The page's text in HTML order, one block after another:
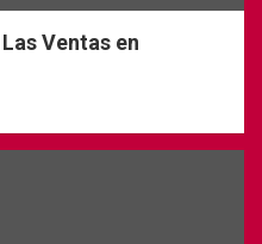
Ventas en